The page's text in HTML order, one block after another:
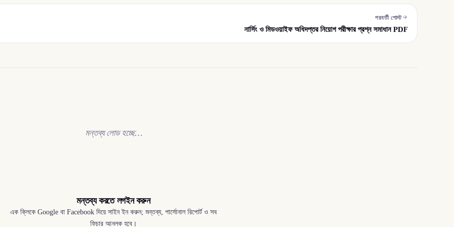
পরবর্তী পোস্ট
নার্সিং ও মিডওয়াইফ অধিদপ্তর নিয়োগ পরীক্ষার প্রশ্ন সমাধান PDF
মন্তব্য লোড হচ্ছে…
মন্তব্য করতে লগইন করুন
এক ক্লিকে Google বা Facebook দিয়ে সাইন ইন করুন; মন্তব্য, পার্সোনাল রিপোর্ট ও সব
ফিচার আনলক হবে।